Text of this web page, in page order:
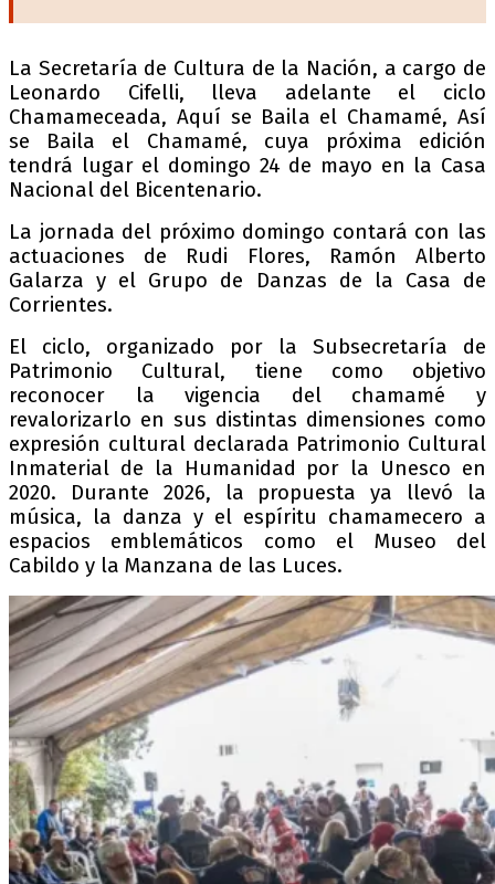
La Secretaría de Cultura de la Nación, a cargo de
Leonardo Cifelli, lleva adelante el ciclo
Chamameceada, Aquí se Baila el Chamamé, Así
se Baila el Chamamé, cuya próxima edición
tendrá lugar el domingo 24 de mayo en la Casa
Nacional del Bicentenario.
La jornada del próximo domingo contará con las
actuaciones de Rudi Flores, Ramón Alberto
Galarza y el Grupo de Danzas de la Casa de
Corrientes.
El ciclo, organizado por la Subsecretaría de
Patrimonio Cultural, tiene como objetivo
reconocer la vigencia del chamamé y
revalorizarlo en sus distintas dimensiones como
expresión cultural declarada Patrimonio Cultural
Inmaterial de la Humanidad por la Unesco en
2020. Durante 2026, la propuesta ya llevó la
música, la danza y el espíritu chamamecero a
espacios emblemáticos como el Museo del
Cabildo y la Manzana de las Luces.